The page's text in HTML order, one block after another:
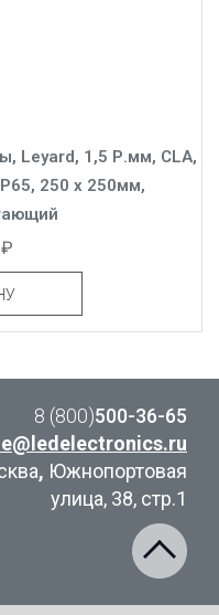
Leyard, 1,5 Р.мм, CLA,
250 x 250мм,
8 (800)500-36-65
, Южнопортовая
улица, 38, стр.1